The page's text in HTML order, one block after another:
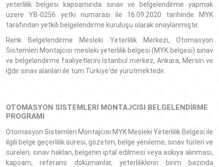
yeterlilik belgesi kapsamında sınav ve belgelendirme yapmak
üzere YB-0256 yetki numarası ile 16.09.2020 tarihinde MYK
tarafından yetkili belgelendirme kuruluşu olarak onaylanmıştır.
Renk Belgelendirme Mesleki Yeterlilik Merkezi, Otomasyon
Sistemleri Montajcısı mesleki yeterlilik belgesi (MYK belgesi) sınav
ve belgelendirme faaliyetlerini İstanbul merkez, Ankara, Mersin ve
Iğdır sınav alanları ile tüm Türkiye'de yürütmektedir.
OTOMASYON SISTEMLERI MONTAJCISI BELGELENDIRME
PROGRAMI
Otomasyon Sistemleri Montajcısı MYK Mesleki Yeterlilik Belgesi ile
ilgili belge geçerlilik süresi, gözetim, belge yenileme, sınav türleri ve
süreleri, sınav hakları, belgenin iptal edilmesi veya askıya alınması,
kapsam, referans dokümanlar, yeterliliklerin birim bazında